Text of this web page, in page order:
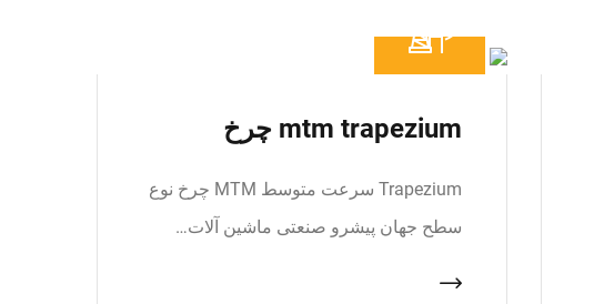
mtm trapezium چرخ
Trapezium سرعت متوسط MTM چرخ نوع
سطح جهان پیشرو صنعتی ماشین آلات…